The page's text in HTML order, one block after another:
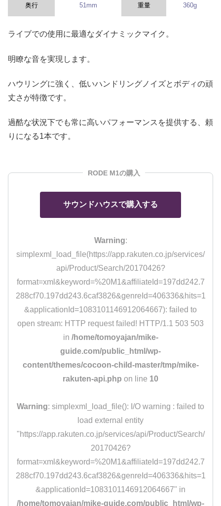
奥行 51mm 重量 360g
ライブでの使用に最適なダイナミックマイク。
明瞭な音を実現します。
ハウリングに強く、低いハンドリングノイズとボディの頑
丈さが特徴です。
過酷な状況下でも常に高いパフォーマンスを提供する、頼
りになる1本です。
RODE M1の購入
サウンドハウスで購入する
Warning:
simplexml_load_file(https://app.rakuten.co.jp/services/
api/Product/Search/20170426?
format=xml&keyword=%20M1&affiliateId=197dd242.7
288cf70.197dd243.6caf3826&genreId=406336&hits=1
&applicationId=1083101146912064667): failed to
open stream: HTTP request failed! HTTP/1.1 503 503
in /home/tomoyajan/mike-
guide.com/public_html/wp-
content/themes/cocoon-child-master/tmp/mike-
rakuten-api.php on line 10
Warning: simplexml_load_file(): I/O warning : failed to
load external entity
"https://app.rakuten.co.jp/services/api/Product/Search/
20170426?
format=xml&keyword=%20M1&affiliateId=197dd242.7
288cf70.197dd243.6caf3826&genreId=406336&hits=1
&applicationId=1083101146912064667" in
/home/tomoyajan/mike-guide.com/public_html/wp-